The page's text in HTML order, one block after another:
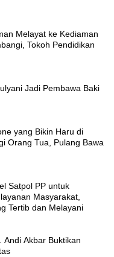
Melayat ke Kediaman
Tokoh Pendidikan
Jadi Pembawa Baki
yang Bikin Haru di
Orang Tua, Pulang Bawa
Satpol PP untuk
Masyarakat,
Tertib dan Melayani
Andi Akbar Buktikan